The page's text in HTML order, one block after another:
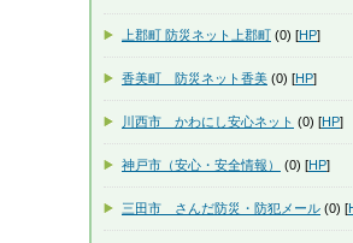
上郡町 防災ネット上郡町 (0) [HP]
香美町 防災ネット香美 (0) [HP]
川西市 かわにし安心ネット (0) [HP]
神戸市（安心・安全情報） (0) [HP]
三田市 さんだ防災・防犯メール (0) [